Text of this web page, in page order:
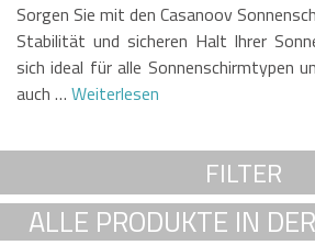
Sorgen Sie mit den Casanoov
Stabilität und sicheren Halt Ihrer
sich ideal für alle Sonnenschirmtypen
auch … Weiterlesen
FILTER
ALLE PRODUKTE IN